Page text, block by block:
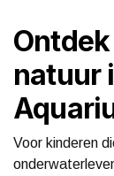
natuur
Voor kinderen